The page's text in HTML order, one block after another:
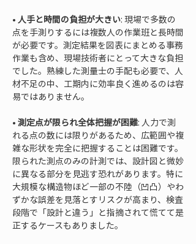
• 人手と時間の負担が大きい: 現場で多数の
点を手測りするには複数人の作業班と長時間
が必要です。測定結果を図表にまとめる事務
作業も含め、現場技術者にとって大きな負担
でした。熟練した測量士の手配も必要で、人
材不足の中、工期内に効率良く進めるのは容
• 測定点が限られ全体把握が困難: 人力で測
れる点の数には限りがあるため、広範囲や複
雑な形状を完全に把握することは困難です。
限られた測点のみの計測では、設計図と微妙
に異なる部分を見逃す恐れがあります。特に
大規模な構造物ほど一部の不陸（凹凸）やわ
ずかな誤差を見落とすリスクが高まり、検査
段階で「設計と違う」と指摘されて慌てて是